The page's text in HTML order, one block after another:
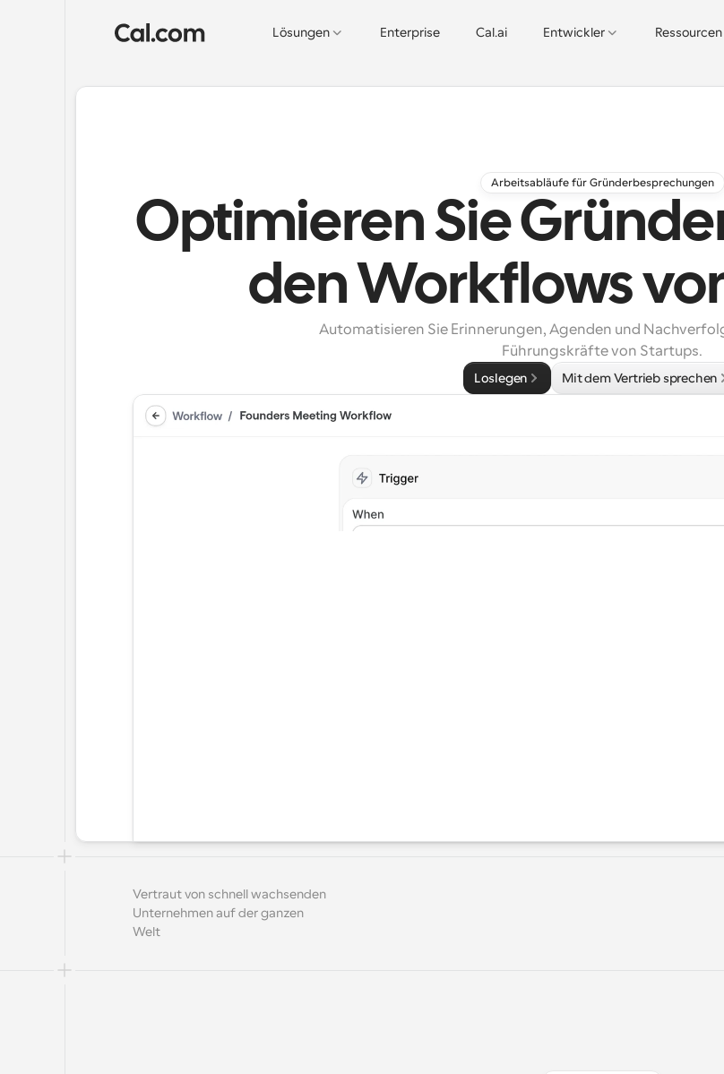
Lösungen Enterprise Cal.ai Entwickler Ressourcen
Arbeitsabläufe für Gründerbesprechungen
Optimieren Sie
den Workflows
Automatisieren Sie Erinnerungen, Agenden und
Führungskräfte von Startups.
Loslegen Mit dem Vertrieb sprechen
Vertraut von schnell wachsenden
Unternehmen auf der ganzen
Welt